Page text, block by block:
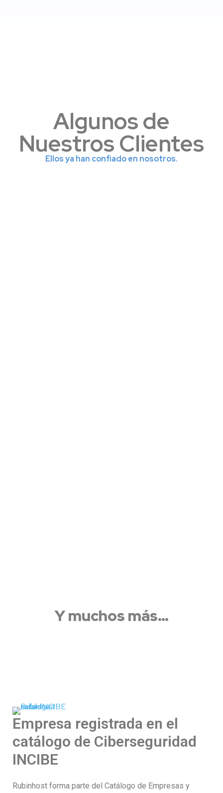
Algunos de
Nuestros Clientes
Ellos ya han confiado en nosotros.
Y muchos más…
Empresa registrada en el
catálogo de Ciberseguridad
INCIBE
Rubinhost forma parte del Catálogo de Empresas y